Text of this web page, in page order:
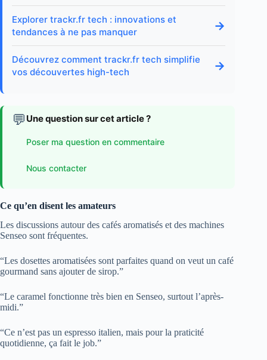
Explorer trackr.fr tech : innovations et
tendances à ne pas manquer
→
Découvrez comment trackr.fr tech simplifie
vos découvertes high-tech
→
💬 Une question sur cet article ?
Poser ma question en commentaire
Nous contacter
Ce qu’en disent les amateurs
Les discussions autour des cafés aromatisés et des machines
Senseo sont fréquentes.
“Les dosettes aromatisées sont parfaites quand on veut un café
gourmand sans ajouter de sirop.”
“Le caramel fonctionne très bien en Senseo, surtout l’après-
midi.”
“Ce n’est pas un espresso italien, mais pour la praticité
quotidienne, ça fait le job.”